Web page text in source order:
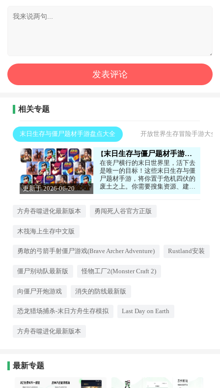
相关专题
末日生存与僵尸题材手游盘点大全 开放世界生存冒险手游大全
更新于 2026-06-20
末日生存与僵尸题材手游盘点大全
在丧尸横行的末日世界里，活下去
是唯一的目标！这些末日生存与僵
尸题材手游，将你置于危机四伏的
废土之上。你需要搜集资源、建造
庇护所、制作武器，抵御一波又一
抑，生存压力巨大，每一步选择都
试看吧！
方舟吞噬进化最新版本 勇闯死人谷官方正版
木筏海上生存中文版
勇敢的弓箭手射僵尸游戏(Brave Archer Adventure) Rustland安装
僵尸别动队最新版 怪物工厂2(Monster Craft 2)
向僵尸开炮游戏 消失的防线最新版
恐龙猎场捕杀-末日方舟生存模拟 Last Day on Earth
方舟吞噬进化最新版本
最新专题